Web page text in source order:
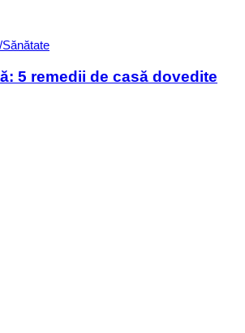
5 remedii de casă dovedite